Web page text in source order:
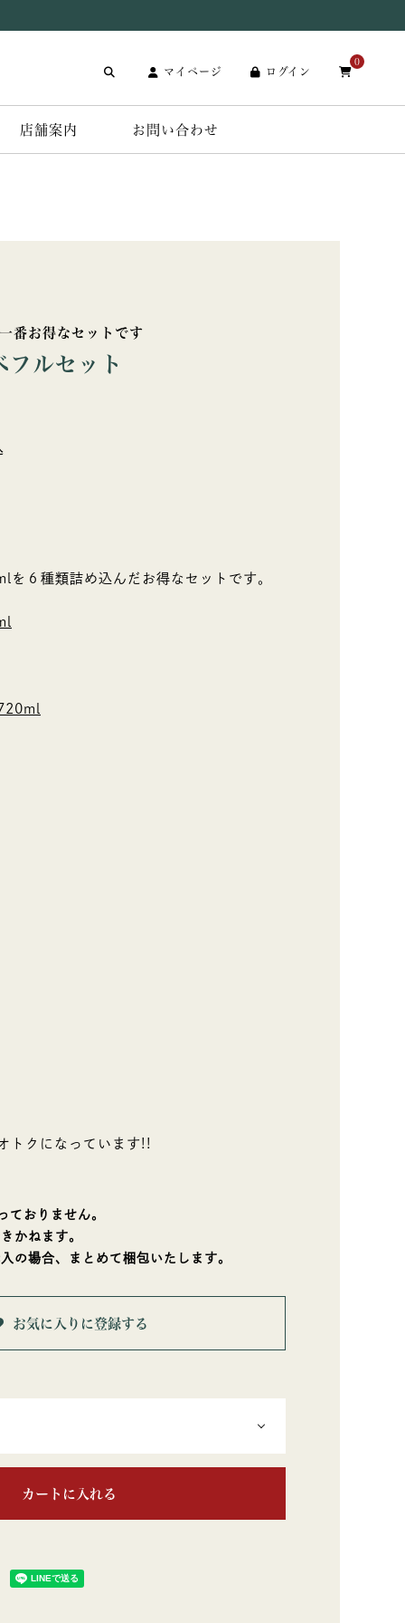
マイページ ログイン
0
店舗案内 お問い合わせ
番お得なセットです
フルセット
を６種類詰め込んだお得なセットです。
トクになっています!!
ておりません。
かねます。
の場合、まとめて梱包いたします。
お気に入りに登録する
カートに入れる